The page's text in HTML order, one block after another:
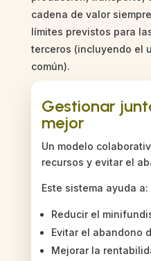
cadena de valor
límites previstos para
terceros (incluyendo el
común).
Gestionar
mejor
Un modelo
recursos y evitar el
Este sistema ayuda a:
Reducir el
Evitar el abandono
Mejorar la